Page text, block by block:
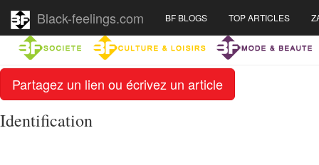
Partagez un lien ou écrivez un article
Black-feelings.com BF BLOGS TOP ARTICLES
Identification